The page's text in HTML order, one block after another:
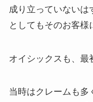
成り立っていないは
としてもそのお客様
オイシックスも、最
当時はクレームも多